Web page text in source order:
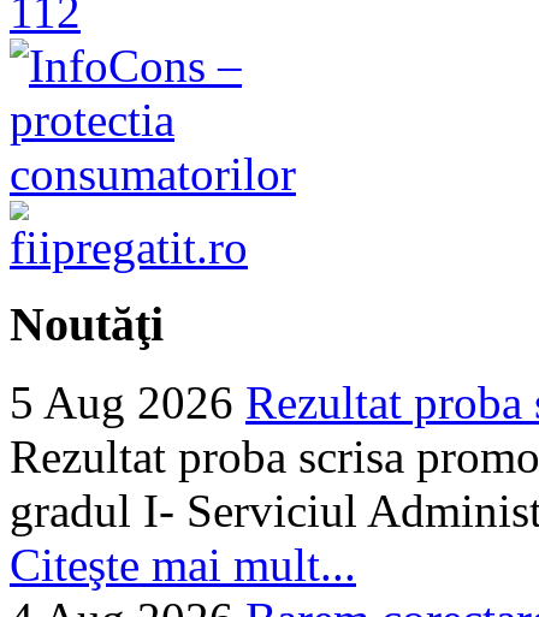
Noutăţi
5 Aug 2026 Rezultat proba
Rezultat proba scrisa
gradul I- Serviciul
Citeşte mai mult...